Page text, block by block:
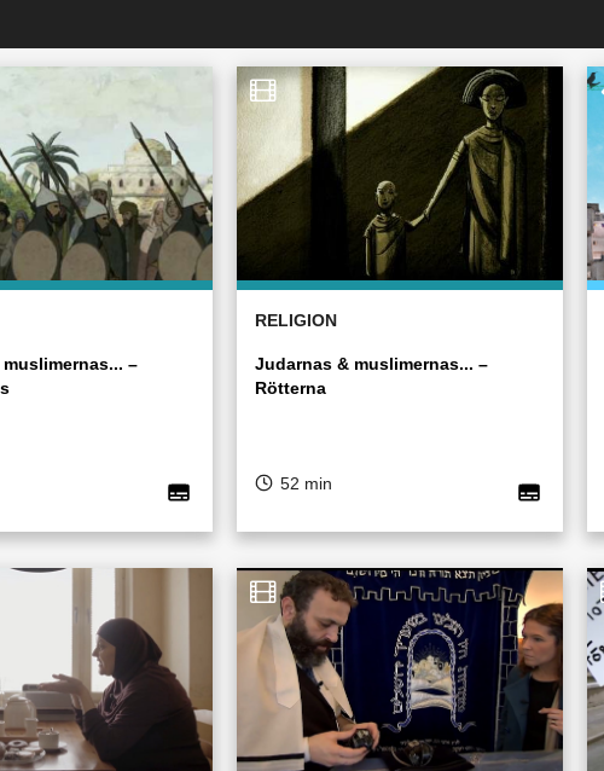
–
RELIGION
Judarnas & muslimernas... –
Rötterna
52 min